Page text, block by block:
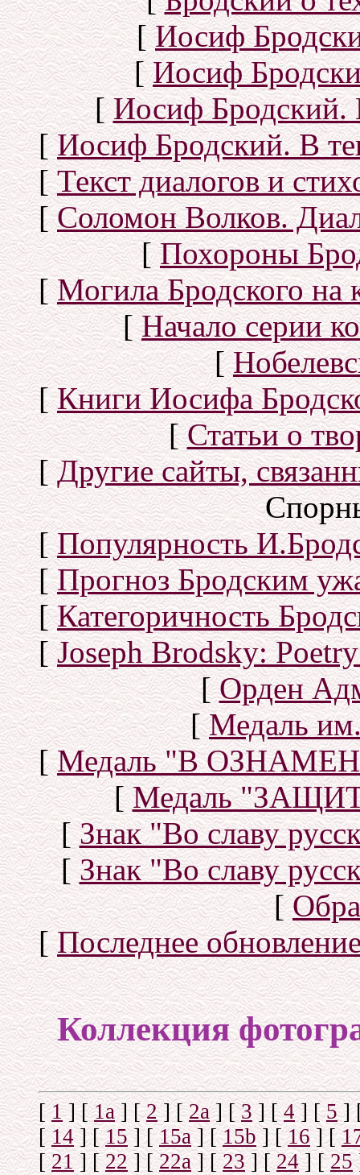
[Иосиф
[Иосиф
[Иосиф Бродский.
[Иосиф Бродский. В
[Текст диалогов и
[Соломон Волков.
[Похороны
[Могила Бродского
[Начало серии
[
[Книги Иосифа
[Статьи о
[Другие сайты,
[Популярность
[Прогноз Бродским
[Категоричность
[Joseph Brodsky:
[Орден
[Медаль
[Медаль "В
[Медаль
[Знак "Во славу
[Знак "Во славу
[
[Последнее
Коллекция
[1] [1а] [2] [2а] [3] [4] [5]
[14] [15] [15a] [15b] [16] [
[21] [22] [22a] [23] [24] [25